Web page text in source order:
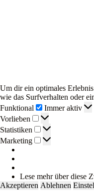
Um dir ein optimales
wie das Surfverhalten oder
Funktional
Funktional
Immer aktiv
Vorlieben
Vorlieben
Statistiken Statistiken
Marketing Marketing
Lese mehr über diese
Akzeptieren Ablehnen